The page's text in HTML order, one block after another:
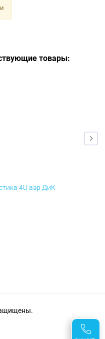
товары:
4U аэр ДиК